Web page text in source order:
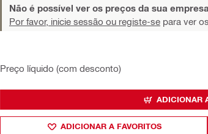
Não é possível ver os preços da sua empresa
Por favor, inicie sessão ou registe-se para ver
Preço líquido (com desconto)
ADICIONAR
ADICIONAR A FAVORITOS